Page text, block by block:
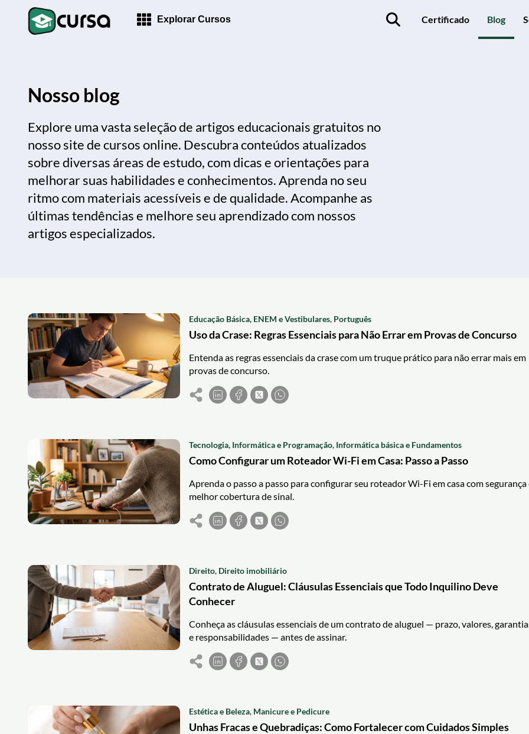
Explorar Cursos Certificado Blog
Nosso blog
Explore uma vasta seleção de artigos educacionais gratuitos no
nosso site de cursos online. Descubra conteúdos atualizados
sobre diversas áreas de estudo, com dicas e orientações para
melhorar suas habilidades e conhecimentos. Aprenda no seu
ritmo com materiais acessíveis e de qualidade. Acompanhe as
últimas tendências e melhore seu aprendizado com nossos
artigos especializados.
Educação Básica, ENEM e Vestibulares, Português
Uso da Crase: Regras Essenciais para Não Errar em Provas de Concurso
Entenda as regras essenciais da crase com um truque prático para não errar mais em
provas de concurso.
Tecnologia, Informática e Programação, Informática básica e Fundamentos
Como Configurar um Roteador Wi-Fi em Casa: Passo a Passo
Aprenda o passo a passo para configurar seu roteador Wi-Fi em casa com segurança
melhor cobertura de sinal.
Direito, Direito imobiliário
Contrato de Aluguel: Cláusulas Essenciais que Todo Inquilino Deve
Conhecer
Conheça as cláusulas essenciais de um contrato de aluguel — prazo, valores,
e responsabilidades — antes de assinar.
Estética e Beleza, Manicure e Pedicure
Unhas Fracas e Quebradiças: Como Fortalecer com Cuidados Simples